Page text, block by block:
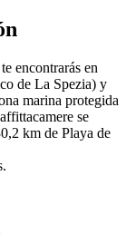
encontrarás en
de La Spezia) y
marina protegida
se
km de Playa de